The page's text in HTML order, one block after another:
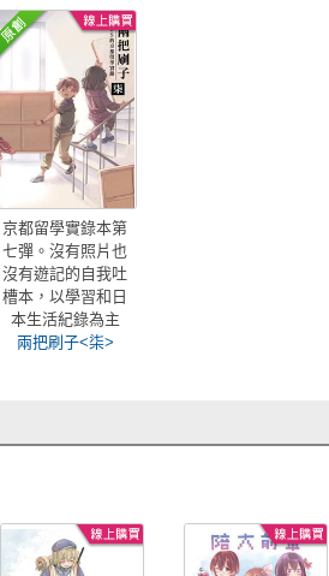
京都留學實錄本第
七彈。沒有照片也
沒有遊記的自我吐
槽本，以學習和日
本生活紀錄為主
兩把刷子<柒>